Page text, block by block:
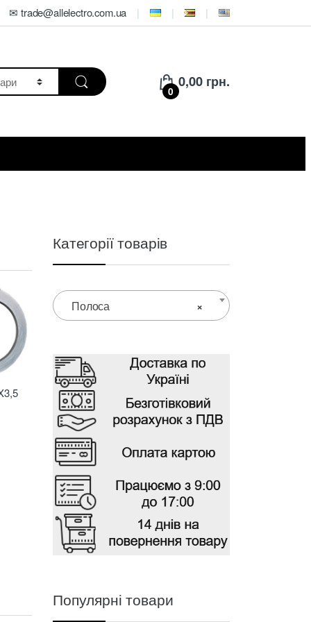
✉ trade@allelectro.com.ua
0
0,00 грн.
Категорії товарів
×
Полоса
Популярні товари